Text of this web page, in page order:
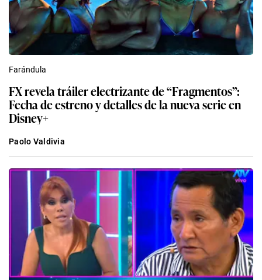
Farándula
FX revela tráiler electrizante de “Fragmentos”:
Fecha de estreno y detalles de la nueva serie en
Disney+
Paolo Valdivia